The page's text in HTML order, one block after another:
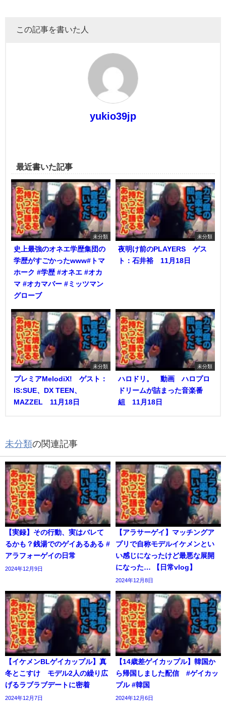
この記事を書いた人
yukio39jp
最近書いた記事
未分類
史上最強のオネエ学歴集団の
学歴がすごかったwww#トマ
ホーク #学歴 #オネエ #オカ
マ #オカマバー #ミッツマン
グローブ
未分類
夜明け前のPLAYERS ゲス
ト：石井裕 11月18日
未分類
プレミアMelodiX! ゲスト：
IS:SUE、DX TEEN、
MAZZEL 11月18日
未分類
ハロドリ。 動画 ハロプロ
ドリームが詰まった音楽番
組 11月18日
未分類の関連記事
【実録】その行動、実はバレて
るかも？銭湯でのゲイあるある #
アラフォーゲイの日常
2024年12月9日
【アラサーゲイ】マッチングア
プリで自称モデルイケメンとい
い感じになったけど最悪な展開
になった… 【日常vlog】
2024年12月8日
【イケメンBLゲイカップル】真
冬とこすけ モデル2人の繰り広
げるラブラブデートに密着
2024年12月7日
【14歳差ゲイカップル】韓国か
ら帰国しました配信 #ゲイカッ
プル #韓国
2024年12月6日